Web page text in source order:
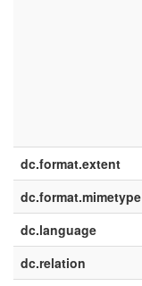
dc.format.extent
dc.format.mimetype
dc.language
dc.relation